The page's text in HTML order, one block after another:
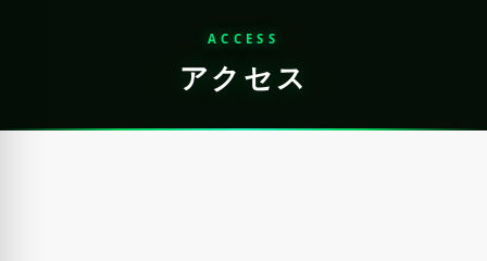
ACCESS
アクセス